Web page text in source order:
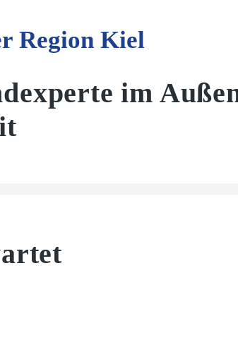
Region Kiel
im